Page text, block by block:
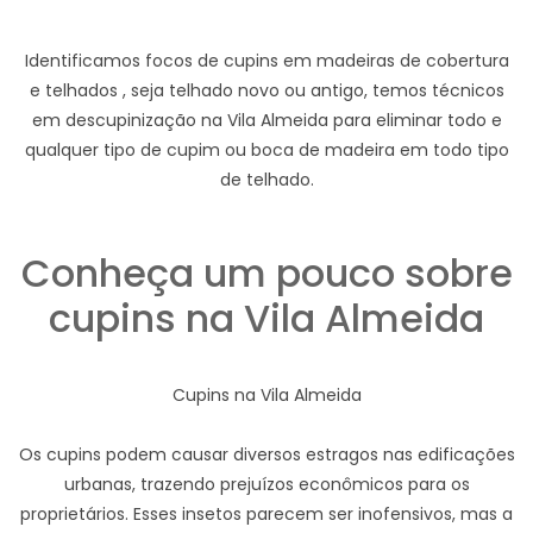
Identificamos focos de cupins em madeiras de cobertura
e telhados , seja telhado novo ou antigo, temos técnicos
em descupinização na Vila Almeida para eliminar todo e
qualquer tipo de cupim ou boca de madeira em todo tipo
de telhado.
Conheça um pouco sobre
cupins na Vila Almeida
Cupins na Vila Almeida
Os cupins podem causar diversos estragos nas edificações
urbanas, trazendo prejuízos econômicos para os
proprietários. Esses insetos parecem ser inofensivos, mas a